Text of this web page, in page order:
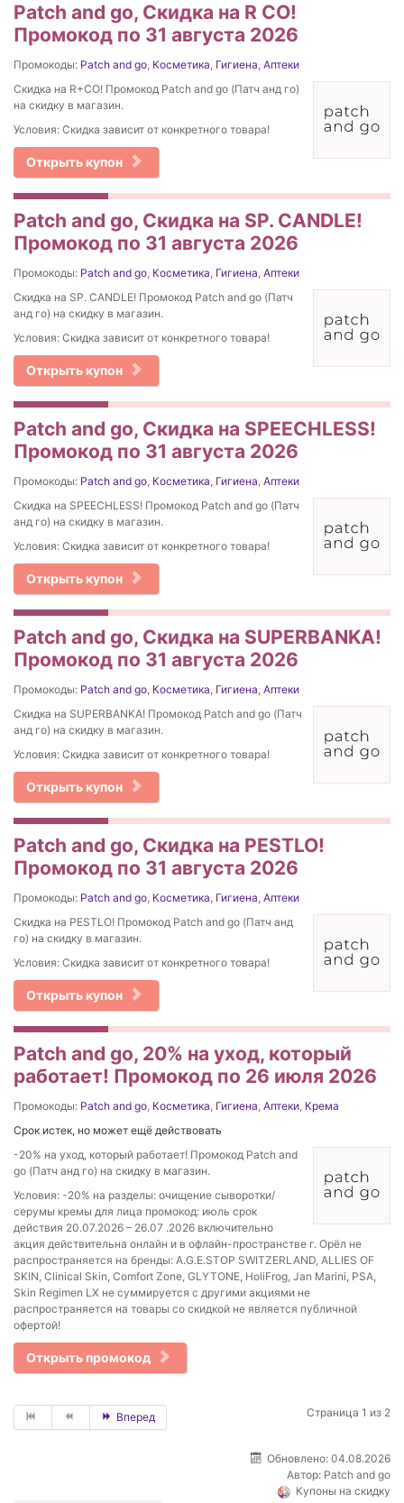
Patch and go, Скидка на R CO!
Промокод по 31 августа 2026
Промокоды: Patch and go, Косметика, Гигиена, Аптеки
Скидка на R+CO! Промокод Patch and go (Патч анд го)
на скидку в магазин.
Условия: Скидка зависит от конкретного товара!
Открыть купон
Patch and go, Скидка на SP. CANDLE!
Промокод по 31 августа 2026
Промокоды: Patch and go, Косметика, Гигиена, Аптеки
Скидка на SP. CANDLE! Промокод Patch and go (Патч
анд го) на скидку в магазин.
Условия: Скидка зависит от конкретного товара!
Открыть купон
Patch and go, Скидка на SPEECHLESS!
Промокод по 31 августа 2026
Промокоды: Patch and go, Косметика, Гигиена, Аптеки
Скидка на SPEECHLESS! Промокод Patch and go (Патч
анд го) на скидку в магазин.
Условия: Скидка зависит от конкретного товара!
Открыть купон
Patch and go, Скидка на SUPERBANKA!
Промокод по 31 августа 2026
Промокоды: Patch and go, Косметика, Гигиена, Аптеки
Скидка на SUPERBANKA! Промокод Patch and go (Патч
анд го) на скидку в магазин.
Условия: Скидка зависит от конкретного товара!
Открыть купон
Patch and go, Скидка на PESTLO!
Промокод по 31 августа 2026
Промокоды: Patch and go, Косметика, Гигиена, Аптеки
Скидка на PESTLO! Промокод Patch and go (Патч анд
го) на скидку в магазин.
Условия: Скидка зависит от конкретного товара!
Открыть купон
Patch and go, 20% на уход, который
работает! Промокод по 26 июля 2026
Промокоды: Patch and go, Косметика, Гигиена, Аптеки, Крема
Срок истек, но может ещё действовать
-20% на уход, который работает! Промокод Patch and
go (Патч анд го) на скидку в магазин.
Условия: -20% на разделы: очищение сыворотки/
серумы кремы для лица промокод: июль срок
действия 20.07.2026 – 26.07 .2026 включительно
акция действительна онлайн и в офлайн-пространстве г. Орёл не
распространяется на бренды: A.G.E.STOP SWITZERLAND, ALLIES OF
SKIN, Clinical Skin, Comfort Zone, GLYTONE, HoliFrog, Jan Marini, PSA,
Skin Regimen LX не суммируется с другими акциями не
распространяется на товары со скидкой не является публичной
офертой!
Открыть промокод
Страница 1 из 2
Вперед
Обновлено: 04.08.2026
Автор: Patch and go
Купоны на скидку